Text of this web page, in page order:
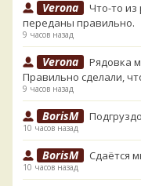
Verona
Что-то из
переданы правильно.
9 часов назад
Verona
Рядовка
Правильно сделали,
9 часов назад
BorisM
10 часов назад
BorisM Сдаётся
10 часов назад